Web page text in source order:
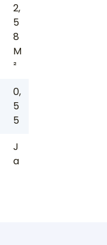
2,
5
8
M
²
0,
5
5
J
a